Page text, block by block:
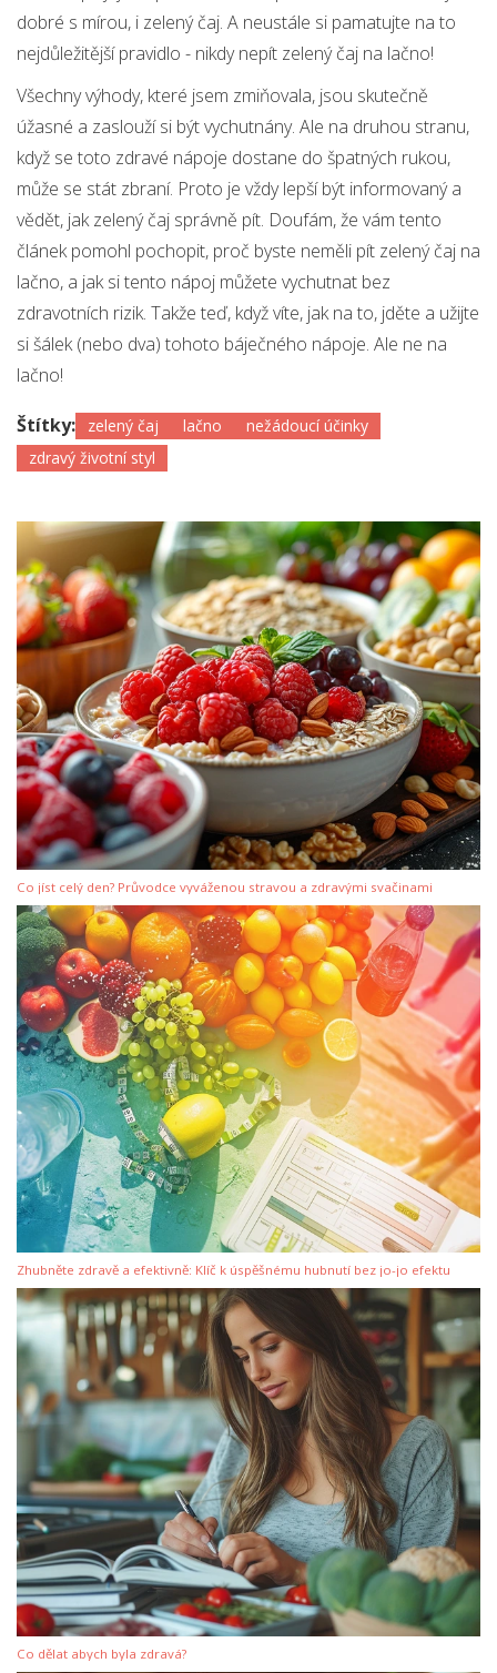
dobré s mírou, i zelený čaj. A neustále si pamatujte na to
nejdůležitější pravidlo - nikdy nepít zelený čaj na lačno!
Všechny výhody, které jsem zmiňovala, jsou skutečně
úžasné a zaslouží si být vychutnány. Ale na druhou stranu,
když se toto zdravé nápoje dostane do špatných rukou,
může se stát zbraní. Proto je vždy lepší být informovaný a
vědět, jak zelený čaj správně pít. Doufám, že vám tento
článek pomohl pochopit, proč byste neměli pít zelený čaj na
lačno, a jak si tento nápoj můžete vychutnat bez
zdravotních rizik. Takže teď, když víte, jak na to, jděte a užijte
si šálek (nebo dva) tohoto báječného nápoje. Ale ne na
lačno!
Štítky: zelený čaj lačno
nežádoucí účinky
zdravý životní styl
Co jíst celý den? Průvodce vyváženou stravou a zdravými svačinami
Zhubněte zdravě a efektivně: Klíč k úspěšnému hubnutí bez jo-jo efektu
Co dělat abych byla zdravá?